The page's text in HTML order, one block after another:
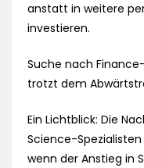
anstatt in weitere
investieren.
Suche nach
trotzt dem
Ein Lichtblick: Die
Science-
wenn der Anstieg in